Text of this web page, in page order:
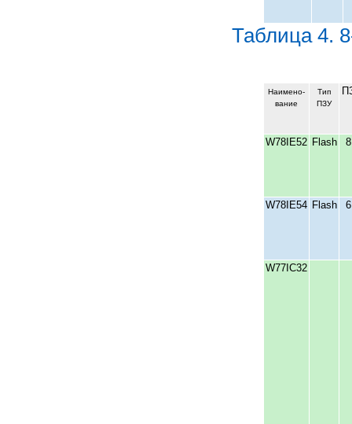
Таблица 4.
Наимено-
вание
Тип
ПЗУ
W78IE52 Flash
W78IE54 Flash
W77IC32